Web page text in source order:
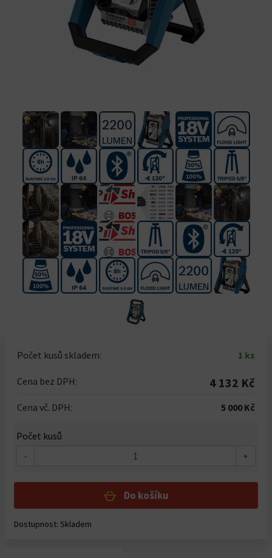
Počet kusů skladem: 1 ks
Cena bez DPH: 4 132 Kč
Cena vč. DPH: 5 000 Kč
Počet kusů
- +
Do košíku
Dostupnost: Skladem